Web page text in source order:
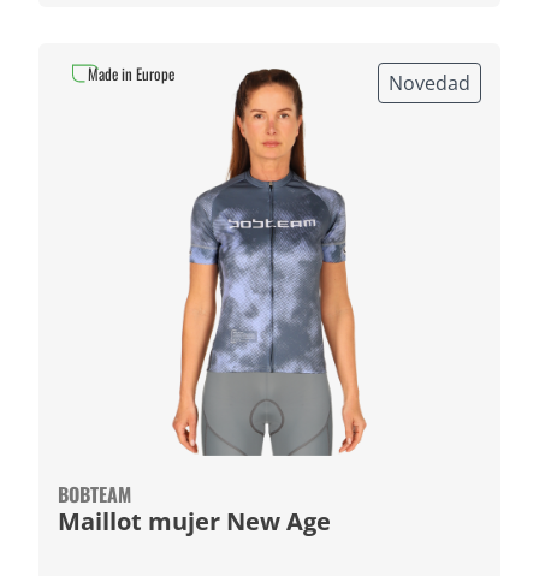
Novedad
BOBTEAM
Maillot mujer New Age
Made in Europe